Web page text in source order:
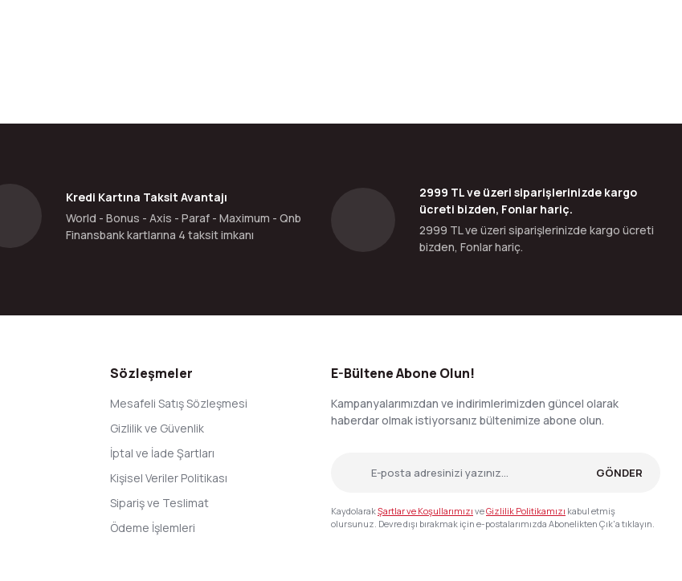
Kredi Kartına Taksit Avantajı
World - Bonus - Axis - Paraf - Maximum - Qnb
Finansbank kartlarına 4 taksit imkanı
2999 TL ve üzeri siparişlerinizde kargo
ücreti bizden, Fonlar hariç.
2999 TL ve üzeri siparişlerinizde kargo ücreti
bizden, Fonlar hariç.
Sözleşmeler
Mesafeli Satış Sözleşmesi
Gizlilik ve Güvenlik
İptal ve İade Şartları
Kişisel Veriler Politikası
Sipariş ve Teslimat
Ödeme İşlemleri
E-Bültene Abone Olun!
Kampanyalarımızdan ve indirimlerimizden güncel olarak
haberdar olmak istiyorsanız bültenimize abone olun.
GÖNDER
KaydolarakŞartlar ve Koşullarımızı veGizlilik Politikamızı kabul etmiş
olursunuz. Devre dışı bırakmak için e-postalarımızda Abonelikten Çık'a tıklayın.